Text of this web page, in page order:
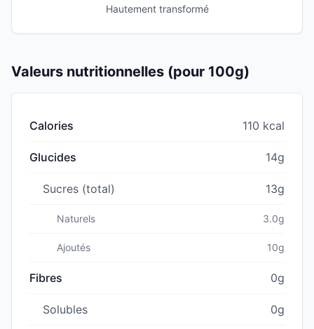
Hautement transformé
Valeurs nutritionnelles (pour 100g)
Calories 110 kcal
Glucides 14g
Sucres (total) 13g
Naturels 3.0g
Ajoutés 10g
Fibres 0g
Solubles 0g